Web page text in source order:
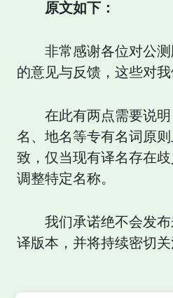
原文如下：
非常感谢各位对公
的意见与反馈，这些对我
在此有两点需要说
名、地名等专有名词原
致，仅当现有译名存在
调整特定名称。
我们承诺绝不会发
译版本，并将持续密切关